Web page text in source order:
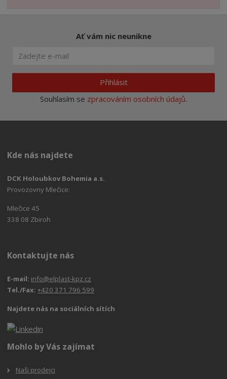
Ať vám nic neunikne
Přihlásit
Souhlasím se zpracováním osobních údajů.
Kde nás najdete
DCK Holoubkov Bohemia a.s.
Provozovny Mlečice:
Mlečice 45
338 08 Zbiroh
Kontaktujte nás
E-mail: info@elplast-kpz.cz
Tel./Fax:+420 371 796 599
Najdete nás na sociálních sítích
Mohlo by Vás zajímat
Naši prodejci